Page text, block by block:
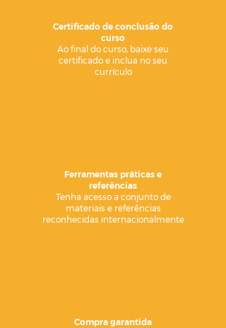
Certificado de conclusão do
curso
Ao final do curso, baixe seu
certificado e inclua no seu
currículo
Ferramentas práticas e
referências
Tenha acesso a conjunto de
materiais e referências
reconhecidas internacionalmente
Compra garantida